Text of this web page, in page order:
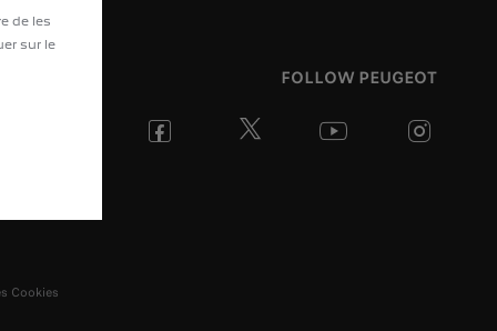
FOLLOW PEUGEOT
Cookies
de les
sur le